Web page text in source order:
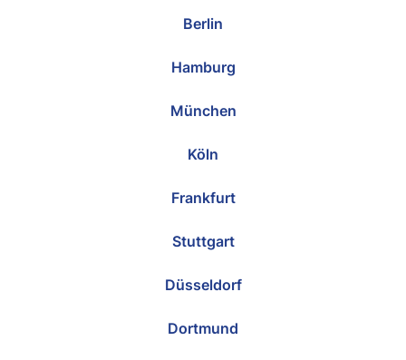
Berlin
Hamburg
München
Köln
Frankfurt
Stuttgart
Düsseldorf
Dortmund